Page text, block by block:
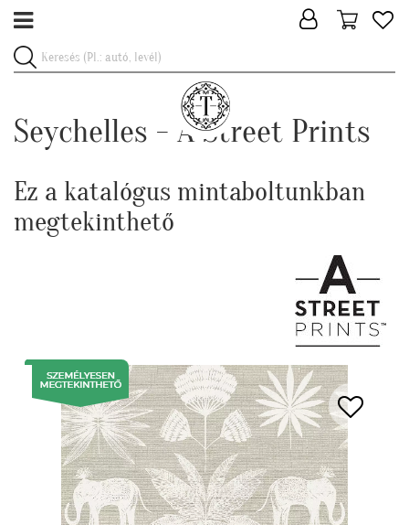
Seychelles - A Street Prints
Ez a katalógus mintaboltunkban
megtekinthető